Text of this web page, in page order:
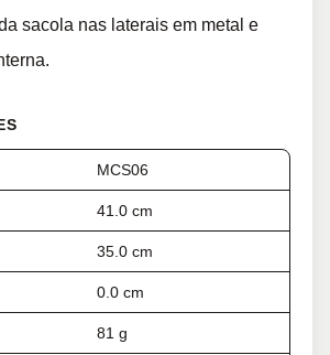
sacola nas laterais em metal e
MCS06
41.0 cm
35.0 cm
0.0 cm
81 g